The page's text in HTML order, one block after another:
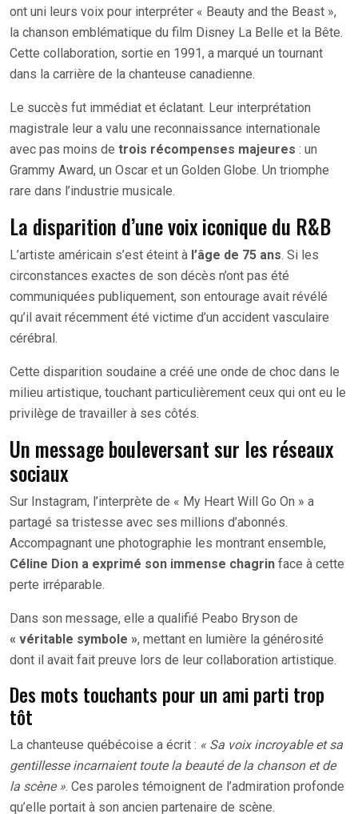
ont uni leurs voix pour interpréter « Beauty and the Beast »,
la chanson emblématique du film Disney La Belle et la Bête.
Cette collaboration, sortie en 1991, a marqué un tournant
dans la carrière de la chanteuse canadienne.
Le succès fut immédiat et éclatant. Leur interprétation
magistrale leur a valu une reconnaissance internationale
avec pas moins de trois récompenses majeures : un
Grammy Award, un Oscar et un Golden Globe. Un triomphe
rare dans l’industrie musicale.
La disparition d’une voix iconique du R&B
L’artiste américain s’est éteint à l’âge de 75 ans. Si les
circonstances exactes de son décès n’ont pas été
communiquées publiquement, son entourage avait révélé
qu’il avait récemment été victime d’un accident vasculaire
cérébral.
Cette disparition soudaine a créé une onde de choc dans le
milieu artistique, touchant particulièrement ceux qui ont eu le
privilège de travailler à ses côtés.
Un message bouleversant sur les réseaux
sociaux
Sur Instagram, l’interprète de « My Heart Will Go On » a
partagé sa tristesse avec ses millions d’abonnés.
Accompagnant une photographie les montrant ensemble,
Céline Dion a exprimé son immense chagrin face à cette
perte irréparable.
Dans son message, elle a qualifié Peabo Bryson de
« véritable symbole », mettant en lumière la générosité
dont il avait fait preuve lors de leur collaboration artistique.
Des mots touchants pour un ami parti trop
tôt
La chanteuse québécoise a écrit : « Sa voix incroyable et sa
gentillesse incarnaient toute la beauté de la chanson et de
la scène ». Ces paroles témoignent de l’admiration profonde
qu’elle portait à son ancien partenaire de scène.